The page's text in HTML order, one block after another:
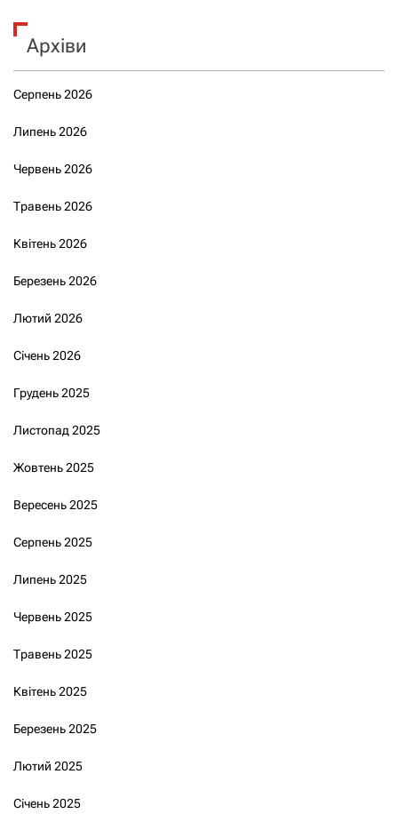
Архіви
Серпень 2026
Липень 2026
Червень 2026
Травень 2026
Квітень 2026
Березень 2026
Лютий 2026
Січень 2026
Грудень 2025
Листопад 2025
Жовтень 2025
Вересень 2025
Серпень 2025
Липень 2025
Червень 2025
Травень 2025
Квітень 2025
Березень 2025
Лютий 2025
Січень 2025